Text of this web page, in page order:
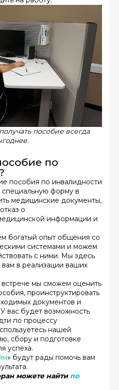
пособие всегда
по
пособия по инвалидности
форму в
медицинские документы,
о
информации и
богатый опыт общения со
системами и можем
с ними. Мы здесь
в реализации ваших
мы сможем оценить
проинструктировать
документов и
вас будет возможность
по процессу
нашей
сбору и подготовке
успеха.
» будут рады помочь вам
можете найти по